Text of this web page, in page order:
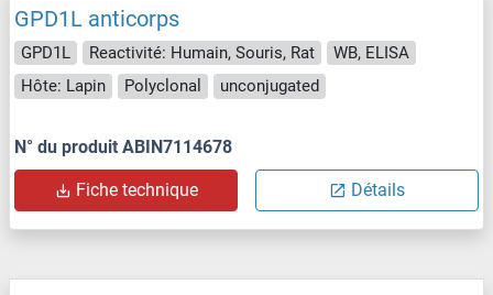
GPD1L anticorps
GPD1L Reactivité: Humain, Souris, Rat
WB, ELISA
Hôte: Lapin
Polyclonal unconjugated
N° du produit ABIN7114678
Fiche technique Détails